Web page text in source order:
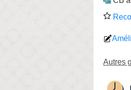
Autres